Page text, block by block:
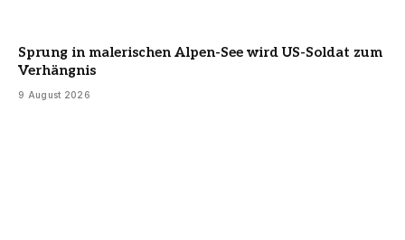
Sprung in malerischen Alpen-See wird US-Soldat zum
Verhängnis
9 August 2026